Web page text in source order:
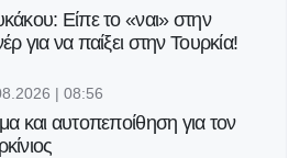
Είπε το «ναι» στην
για να παίξει στην Τουρκία!
| 08:56
και αυτοπεποίθηση για τον